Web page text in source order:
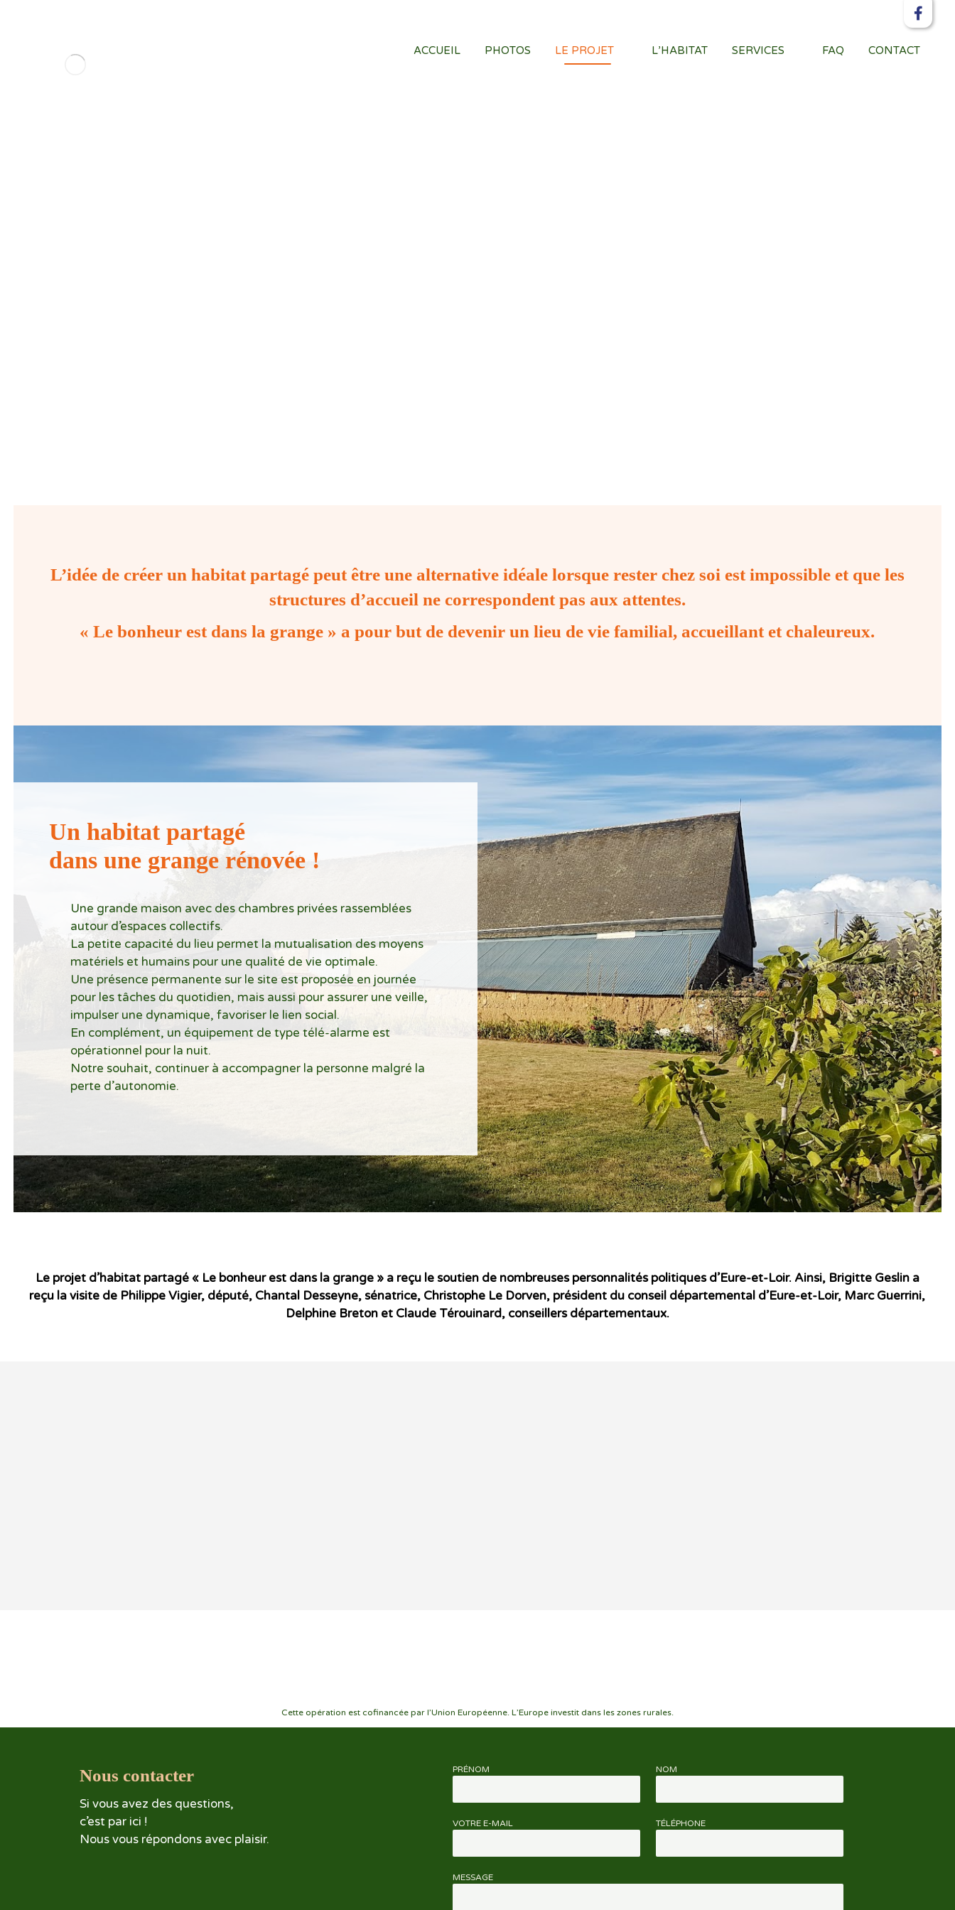
ACCUEIL PHOTOS LE PROJET L’HABITAT SERVICES FAQ CONTACT
L’idée de créer un habitat partagé peut être une alternative idéale lorsque rester chez soi est impossible et que les
structures d’accueil ne correspondent pas aux attentes.
« Le bonheur est dans la grange » a pour but de devenir un lieu de vie familial, accueillant et chaleureux.
Un habitat partagé
dans une grange rénovée !
Une grande maison avec des chambres privées rassemblées
autour d’espaces collectifs.
La petite capacité du lieu permet la mutualisation des moyens
matériels et humains pour une qualité de vie optimale.
Une présence permanente sur le site est proposée en journée
pour les tâches du quotidien, mais aussi pour assurer une veille,
impulser une dynamique, favoriser le lien social.
En complément, un équipement de type télé-alarme est
opérationnel pour la nuit.
Notre souhait, continuer à accompagner la personne malgré la
perte d’autonomie.
Le projet d’habitat partagé « Le bonheur est dans la grange » a reçu le soutien de nombreuses personnalités politiques d’Eure-et-Loir. Ainsi, Brigitte Geslin a
reçu la visite de Philippe Vigier, député, Chantal Desseyne, sénatrice, Christophe Le Dorven, président du conseil départemental d’Eure-et-Loir, Marc Guerrini,
Delphine Breton et Claude Térouinard, conseillers départementaux.
Cette opération est cofinancée par l’Union Européenne. L’Europe investit dans les zones rurales.
Nous contacter
Si vous avez des questions,
c’est par ici !
Nous vous répondons avec plaisir.
PRÉNOM NOM
VOTRE E-MAIL TÉLÉPHONE
MESSAGE